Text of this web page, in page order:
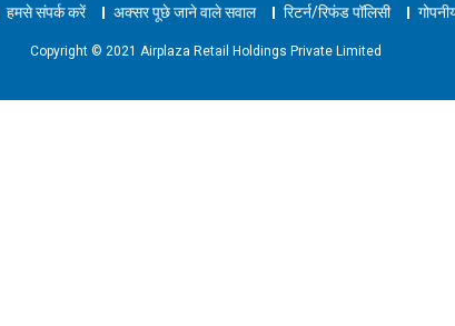
हमसे संपर्क करें अक्सर पूछे जाने वाले सवाल रिटर्न/रिफंड पॉलिसी
Copyright © 2021 Airplaza Retail Holdings Private Limited